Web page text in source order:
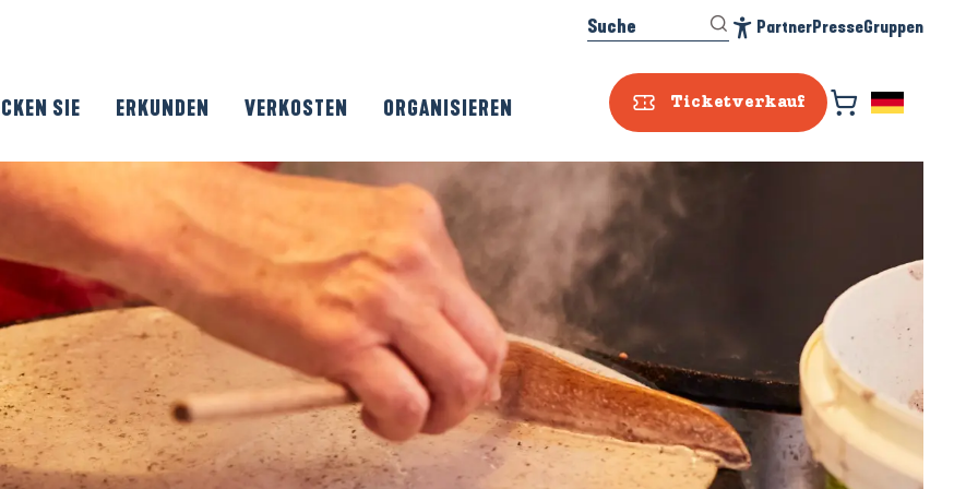
Ticketverkauf
Suche PartnerPresseGruppen
SIE ERKUNDEN VERKOSTEN ORGANISIEREN